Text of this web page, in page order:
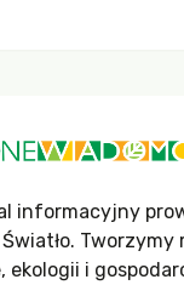
informacyjny
ekologii i